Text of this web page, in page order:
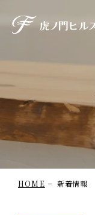
HOME 新着情報